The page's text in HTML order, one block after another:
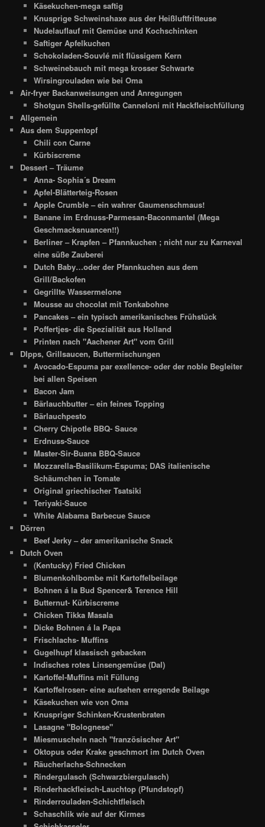
Käsekuchen-mega saftig
Knusprige Schweinshaxe aus der Heißluftfritteuse
Nudelauflauf mit Gemüse und Kochschinken
Saftiger Apfelkuchen
Schokoladen-Souvlé mit flüssigem Kern
Schweinebauch mit mega krosser Schwarte
Wirsingrouladen wie bei Oma
Air-fryer Backanweisungen und Anregungen
Shotgun Shells-gefüllte Canneloni mit Hackfleischfüllung
Allgemein
Aus dem Suppentopf
Chili con Carne
Kürbiscreme
Dessert – Träume
Anna- Sophia´s Dream
Apfel-Blätterteig-Rosen
Apple Crumble – ein wahrer Gaumenschmaus!
Banane im Erdnuss-Parmesan-Baconmantel (Mega
Geschmacksnuancen!!)
Berliner – Krapfen – Pfannkuchen ; nicht nur zu Karneval
eine süße Zauberei
Dutch Baby…oder der Pfannkuchen aus dem
Grill/Backofen
Gegrillte Wassermelone
Mousse au chocolat mit Tonkabohne
Pancakes – ein typisch amerikanisches Frühstück
Poffertjes- die Spezialität aus Holland
Printen nach "Aachener Art" vom Grill
DIpps, Grillsaucen, Buttermischungen
Avocado-Espuma par exellence- oder der noble Begleiter
bei allen Speisen
Bacon Jam
Bärlauchbutter – ein feines Topping
Bärlauchpesto
Cherry Chipotle BBQ- Sauce
Erdnuss-Sauce
Master-Sir-Buana BBQ-Sauce
Mozzarella-Basilikum-Espuma; DAS italienische
Schäumchen in Tomate
Original griechischer Tsatsiki
Teriyaki-Sauce
White Alabama Barbecue Sauce
Dörren
Beef Jerky – der amerikanische Snack
Dutch Oven
(Kentucky) Fried Chicken
Blumenkohlbombe mit Kartoffelbeilage
Bohnen á la Bud Spencer& Terence Hill
Butternut- Kürbiscreme
Chicken Tikka Masala
Dicke Bohnen á la Papa
Frischlachs- Muffins
Gugelhupf klassisch gebacken
Indisches rotes Linsengemüse (Dal)
Kartoffel-Muffins mit Füllung
Kartoffelrosen- eine aufsehen erregende Beilage
Käsekuchen wie von Oma
Knuspriger Schinken-Krustenbraten
Lasagne "Bolognese"
Miesmuscheln nach "französischer Art"
Oktopus oder Krake geschmort im Dutch Oven
Räucherlachs-Schnecken
Rindergulasch (Schwarzbiergulasch)
Rinderhackfleisch-Lauchtop (Pfundstopf)
Rinderrouladen-Schichtfleisch
Schaschlik wie auf der Kirmes